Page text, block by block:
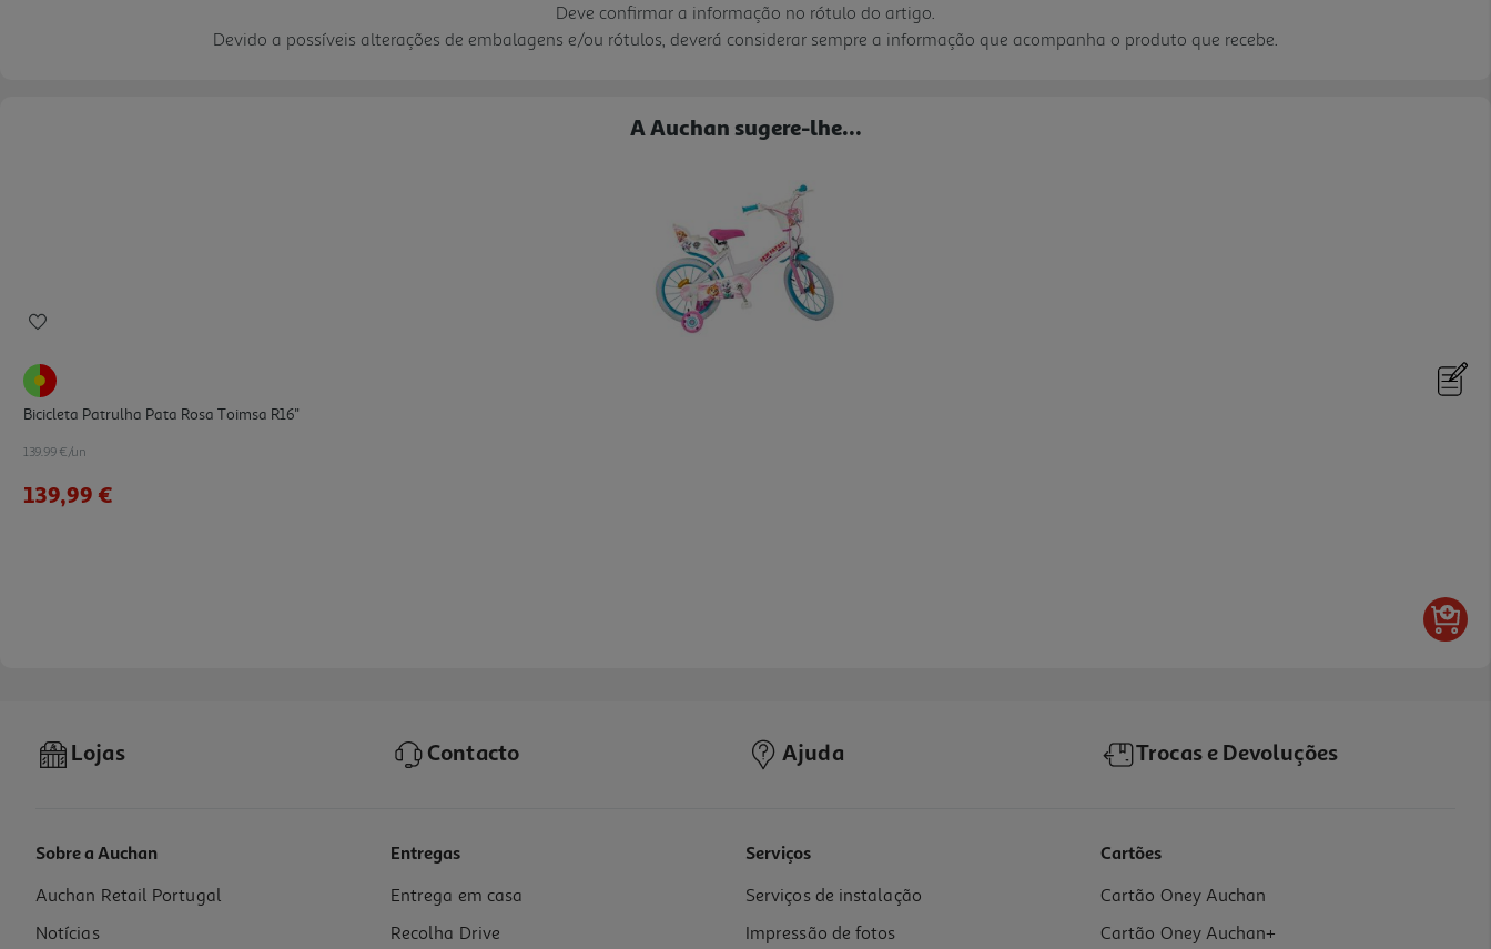
Deve confirmar a informação no rótulo do artigo.
Devido a possíveis alterações de embalagens e/ou rótulos, deverá considerar sempre a informação que acompanha o produto que recebe.
A Auchan sugere-lhe...
Bicicleta Patrulha Pata Rosa Toimsa R16''
139.99 €/un
139,99 €
Bicicleta Fantasy Toimsa 16"
129.99 €/un
Lojas Contacto Ajuda Trocas e Devoluções
Sobre a Auchan
Auchan Retail Portugal
Notícias
Entregas
Entrega em casa
Recolha Drive
Serviços
Serviços de instalação
Impressão de fotos
Cartões
Cartão Oney Auchan
Cartão Oney Auchan+